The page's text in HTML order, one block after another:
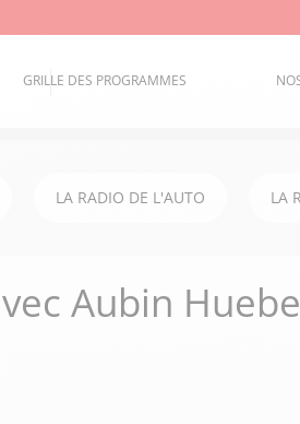
GRILLE DES PROGRAMMES
LA RADIO DE L'AUTO LA
Aubin